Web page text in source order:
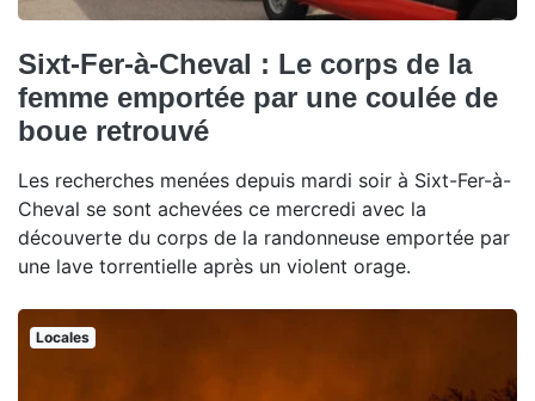
Sixt-Fer-à-Cheval : Le corps de la
femme emportée par une coulée de
boue retrouvé
Les recherches menées depuis mardi soir à Sixt-Fer-à-
Cheval se sont achevées ce mercredi avec la
découverte du corps de la randonneuse emportée par
une lave torrentielle après un violent orage.
Locales